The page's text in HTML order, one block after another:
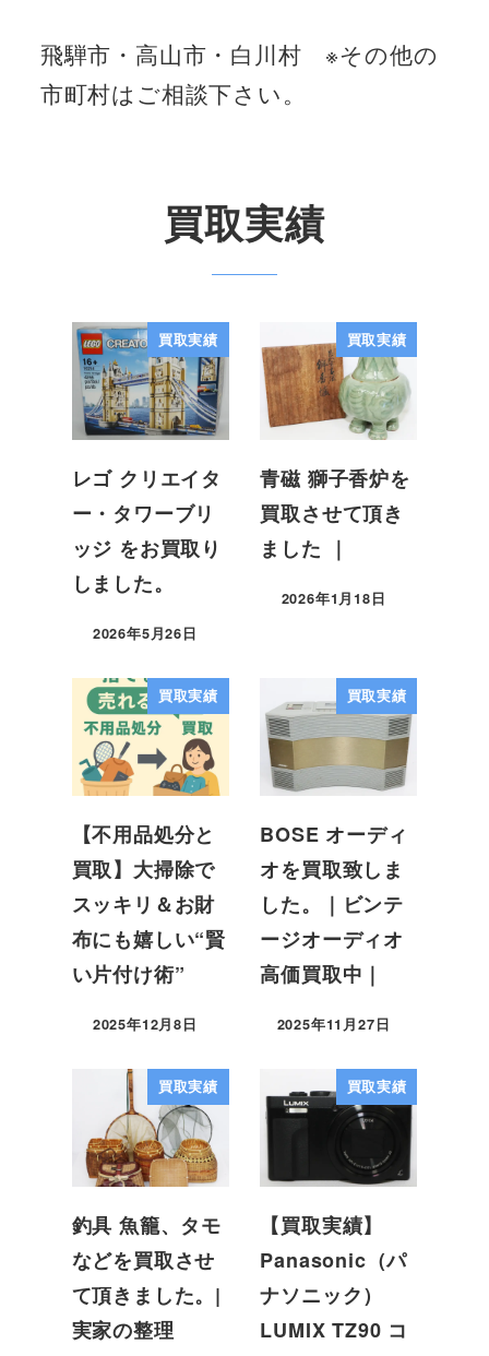
飛騨市・高山市・白川村 ※その他の
市町村はご相談下さい。
買取実績
買取実績
レゴ クリエイタ
ー・タワーブリ
ッジ をお買取り
しました。
2026年5月26日
買取実績
青磁 獅子香炉を
買取させて頂き
ました ｜
2026年1月18日
買取実績
【不用品処分と
買取】大掃除で
スッキリ＆お財
布にも嬉しい“賢
い片付け術”
2025年12月8日
買取実績
BOSE オーディ
オを買取致しま
した。｜ビンテ
ージオーディオ
高価買取中｜
2025年11月27日
買取実績
釣具 魚籠、タモ
などを買取させ
て頂きました。|
実家の整理
買取実績
【買取実績】
Panasonic（パ
ナソニック）
LUMIX TZ90 コ